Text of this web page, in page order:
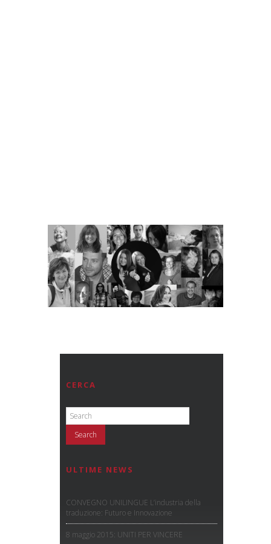
CERCA
ULTIME NEWS
CONVEGNO UNILINGUE L’industria della
traduzione: Futuro e Innovazione
8 maggio 2015: UNITI PER VINCERE